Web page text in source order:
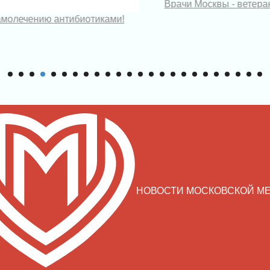
антибиотиками!
Врачи Москвы -
НОВОСТИ МОСКОВСКОЙ